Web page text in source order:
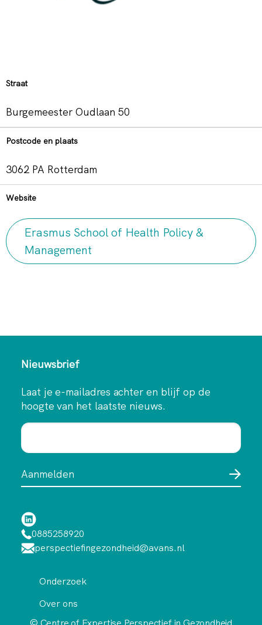
Straat
Burgemeester Oudlaan 50
Postcode en plaats
3062 PA Rotterdam
Website
Erasmus School of Health Policy &
Management
Nieuwsbrief
Laat je e-mailadres achter en blijf op de
hoogte van het laatste nieuws.
0885258920
perspectiefingezondheid@avans.nl
Onderzoek
Over ons